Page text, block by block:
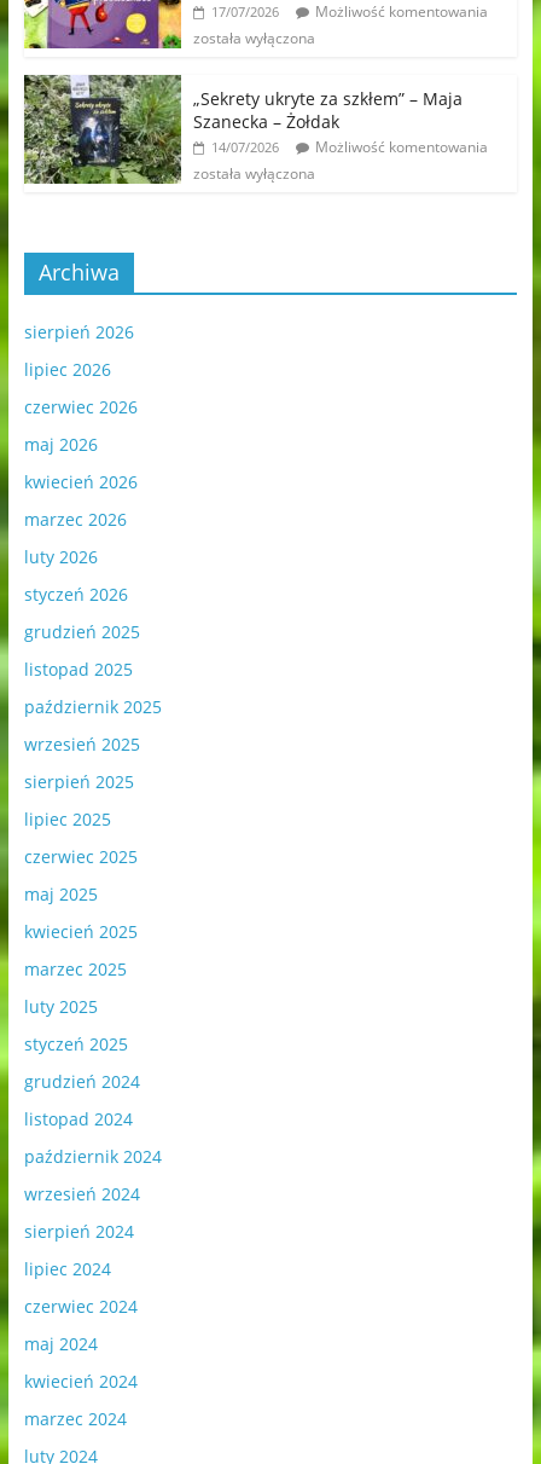
17/07/2026
Możliwość komentowania
została wyłączona
„Sekrety ukryte za szkłem” – Maja
Szanecka – Żołdak
14/07/2026
Możliwość komentowania
została wyłączona
Archiwa
sierpień 2026
lipiec 2026
czerwiec 2026
maj 2026
kwiecień 2026
marzec 2026
luty 2026
styczeń 2026
grudzień 2025
listopad 2025
październik 2025
wrzesień 2025
sierpień 2025
lipiec 2025
czerwiec 2025
maj 2025
kwiecień 2025
marzec 2025
luty 2025
styczeń 2025
grudzień 2024
listopad 2024
październik 2024
wrzesień 2024
sierpień 2024
lipiec 2024
czerwiec 2024
maj 2024
kwiecień 2024
marzec 2024
luty 2024